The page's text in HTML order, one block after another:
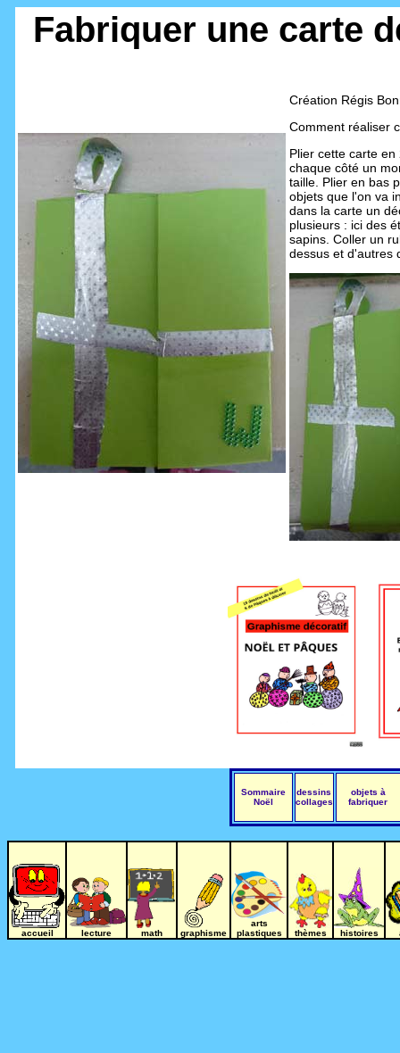
Fabriquer une carte
Création Régis
Comment réaliser
Plier cette carte
chaque côté un
taille. Plier en bas
objets que l'on va
dans la carte un
plusieurs : ici des
sapins. Coller un
dessus et d'autres
Sommaire
Noël
dessins
collages
objets à
fabriquer
accueil lecture math graphisme
arts
plastiques
thèmes histoires